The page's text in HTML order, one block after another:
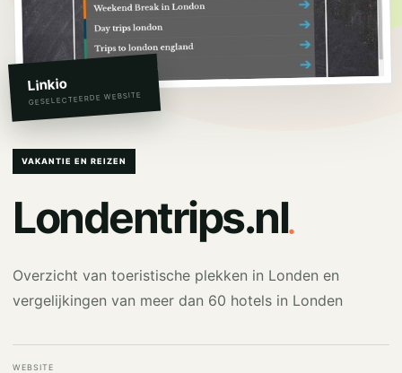
Linkio
GESELECTEERDE WEBSITE
VAKANTIE EN REIZEN
Londentrips.nl.
Overzicht van toeristische plekken in Londen en
vergelijkingen van meer dan 60 hotels in Londen
WEBSITE